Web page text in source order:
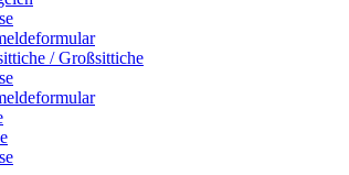
/ Großsittiche